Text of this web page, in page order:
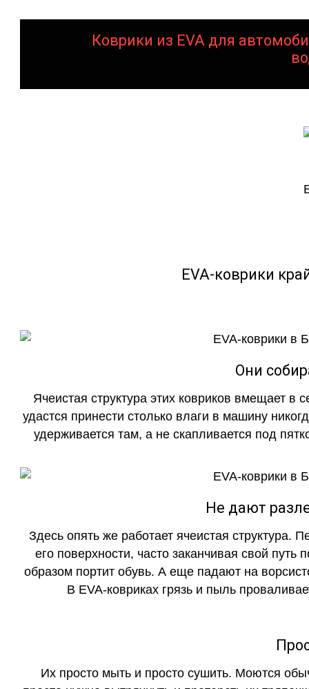
Коврики из EVA для
EVA-коврики
Они
Ячеистая структура этих ковриков вмещает в
удастся принести столько влаги в машину
удерживается там, а не скапливается под
Не дают
Здесь опять же работает ячеистая структура.
его поверхности, часто заканчивая свой
образом портит обувь. А еще падают на
В EVA-ковриках грязь и пыль
Их просто мыть и просто сушить. Моются